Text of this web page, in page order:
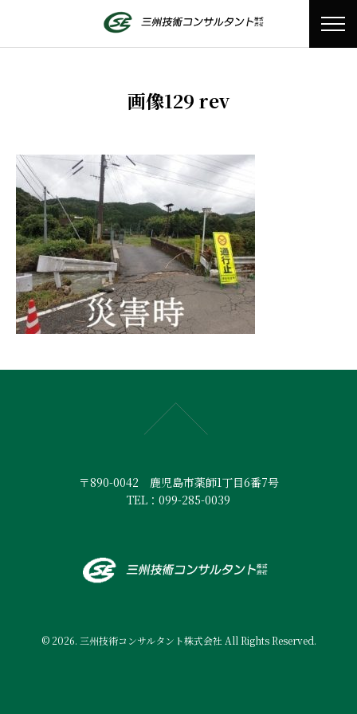
画像129 rev
〒890-0042 鹿児島市薬師1丁目6番7号
TEL：099-285-0039
© 2026. 三州技術コンサルタント株式会社 All Rights Reserved.